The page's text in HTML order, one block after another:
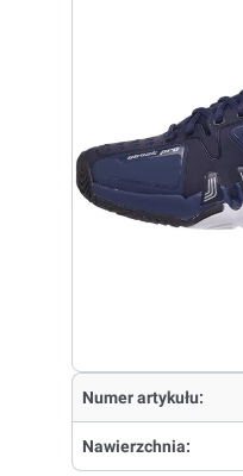
Numer artykułu:
Nawierzchnia: